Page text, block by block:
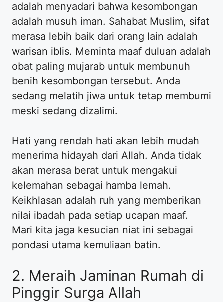
adalah menyadari bahwa kesombongan
adalah musuh iman. Sahabat Muslim, sifat
merasa lebih baik dari orang lain adalah
warisan iblis. Meminta maaf duluan adalah
obat paling mujarab untuk membunuh
benih kesombongan tersebut. Anda
sedang melatih jiwa untuk tetap membumi
meski sedang dizalimi.
Hati yang rendah hati akan lebih mudah
menerima hidayah dari Allah. Anda tidak
akan merasa berat untuk mengakui
kelemahan sebagai hamba lemah.
Keikhlasan adalah ruh yang memberikan
nilai ibadah pada setiap ucapan maaf.
Mari kita jaga kesucian niat ini sebagai
pondasi utama kemuliaan batin.
2. Meraih Jaminan Rumah di
Pinggir Surga Allah